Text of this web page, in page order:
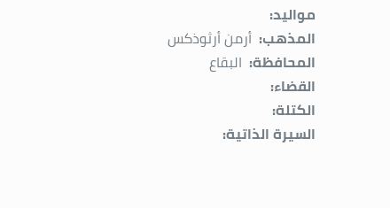
مواليد:
المذهب: أرمن أرثوذكس
المحافظة: البقاع
القضاء:
الكتلة:
السيرة الذاتية: